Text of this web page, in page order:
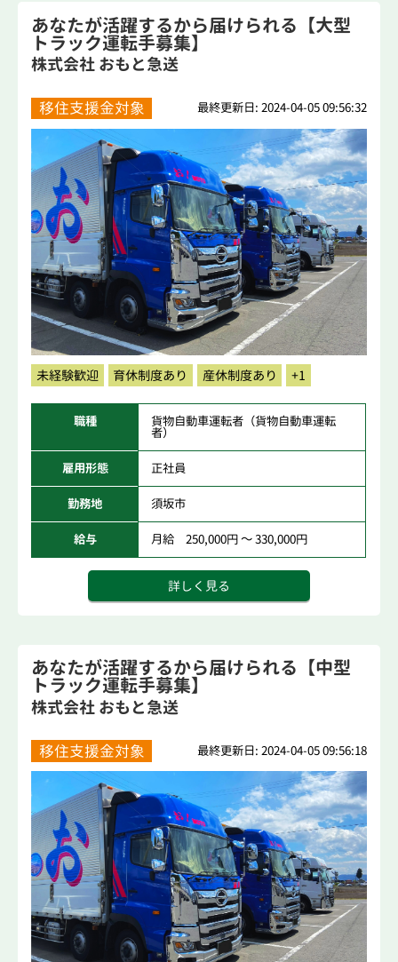
あなたが活躍するから届けられる【大型
トラック運転手募集】
株式会社 おもと急送
移住支援金対象 最終更新日: 2024-04-05 09:56:32
未経験歓迎 育休制度あり 産休制度あり +1
職種 貨物自動車運転者（貨物自動車運転
者）
雇用形態 正社員
勤務地 須坂市
給与 月給 250,000円 ～ 330,000円
詳しく見る
あなたが活躍するから届けられる【中型
トラック運転手募集】
株式会社 おもと急送
移住支援金対象 最終更新日: 2024-04-05 09:56:18